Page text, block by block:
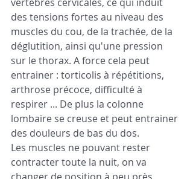
des tensions fortes au niveau des
muscles du cou, de la trachée, de la
déglutition, ainsi qu'une pression
sur le thorax. A force cela peut
entrainer : torticolis à répétitions,
arthrose précoce, difficulté à
respirer ... De plus la colonne
lombaire se creuse et peut entrainer
des douleurs de bas du dos.
Les muscles ne pouvant rester
contracter toute la nuit, on va